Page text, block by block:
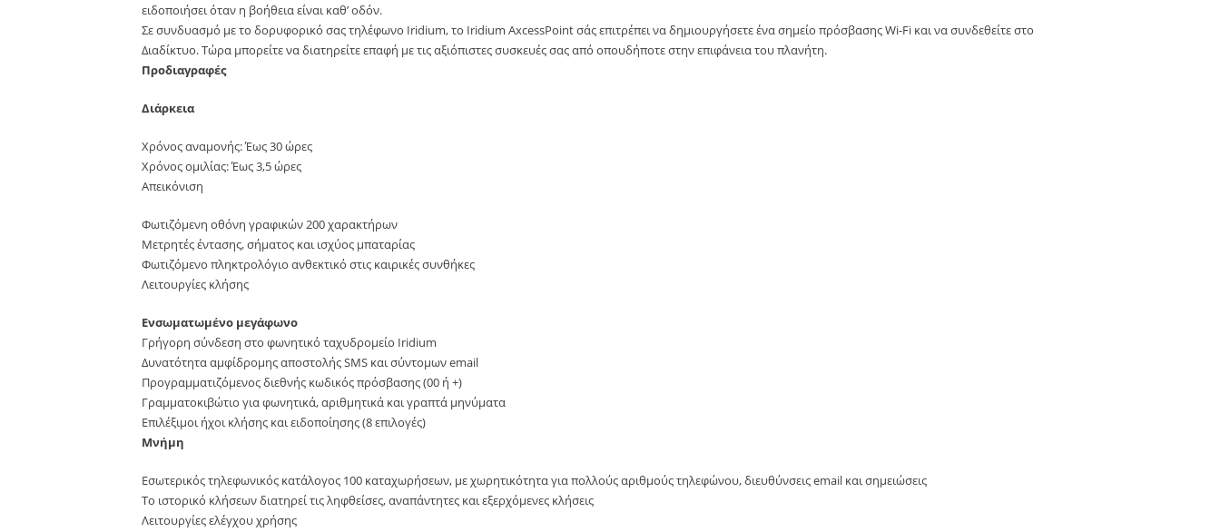
ειδοποιήσει όταν η βοήθεια είναι καθ’ οδόν.
Σε συνδυασμό με το δορυφορικό σας τηλέφωνο Iridium, το Iridium AxcessPoint σάς επιτρέπει να δημιουργήσετε ένα σημείο πρόσβασης Wi-Fi και να συνδεθείτε στο
Διαδίκτυο. Τώρα μπορείτε να διατηρείτε επαφή με τις αξιόπιστες συσκευές σας από οπουδήποτε στην επιφάνεια του πλανήτη.
Προδιαγραφές
Διάρκεια
Χρόνος αναμονής: Έως 30 ώρες
Χρόνος ομιλίας: Έως 3,5 ώρες
Απεικόνιση
Φωτιζόμενη οθόνη γραφικών 200 χαρακτήρων
Μετρητές έντασης, σήματος και ισχύος μπαταρίας
Φωτιζόμενο πληκτρολόγιο ανθεκτικό στις καιρικές συνθήκες
Λειτουργίες κλήσης
Ενσωματωμένο μεγάφωνο
Γρήγορη σύνδεση στο φωνητικό ταχυδρομείο Iridium
Δυνατότητα αμφίδρομης αποστολής SMS και σύντομων email
Προγραμματιζόμενος διεθνής κωδικός πρόσβασης (00 ή +)
Γραμματοκιβώτιο για φωνητικά, αριθμητικά και γραπτά μηνύματα
Επιλέξιμοι ήχοι κλήσης και ειδοποίησης (8 επιλογές)
Μνήμη
Εσωτερικός τηλεφωνικός κατάλογος 100 καταχωρήσεων, με χωρητικότητα για πολλούς αριθμούς τηλεφώνου, διευθύνσεις email και σημειώσεις
Το ιστορικό κλήσεων διατηρεί τις ληφθείσες, αναπάντητες και εξερχόμενες κλήσεις
Λειτουργίες ελέγχου χρήσης